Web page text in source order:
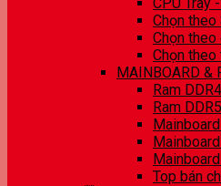
Chọn
Chọn theo
Chọn theo
MAINBOARD &
Ram
Ram
Top bán